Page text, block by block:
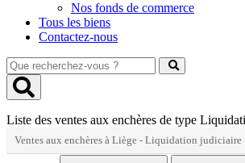
Nos fonds de commerce
Tous les biens
Contactez-nous
Que
recherchez-
vous
Liste des ventes aux enchères de type
Ventes aux enchères à Liège - Liquidation judiciaire